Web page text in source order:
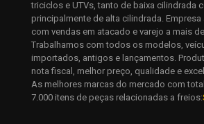
Salvar meus dados neste navegador
eu comentar.
triciclos e UTVs, tanto de baixa cilindrada
principalmente de alta cilindrada.
com vendas em atacado e varejo a mais
Trabalhamos com todos os modelos,
importados, antigos e lançamentos.
nota fiscal, melhor preço, qualidade e
As melhores marcas do mercado com
7.000 itens de peças relacionadas a freios: